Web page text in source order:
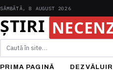
SÂMBĂTĂ, 8 AUGUST 2026
Caută
PRIMA PAGINĂ DEZVĂLUIRI